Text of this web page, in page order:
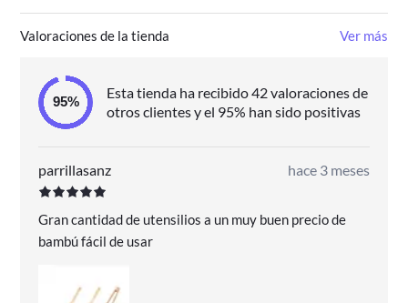
Valoraciones de la tienda Ver más
Esta tienda ha recibido 42 valoraciones de
otros clientes y el 95% han sido positivas
parrillasanz hace 3 meses
Gran cantidad de utensilios a un muy buen precio de
bambú fácil de usar